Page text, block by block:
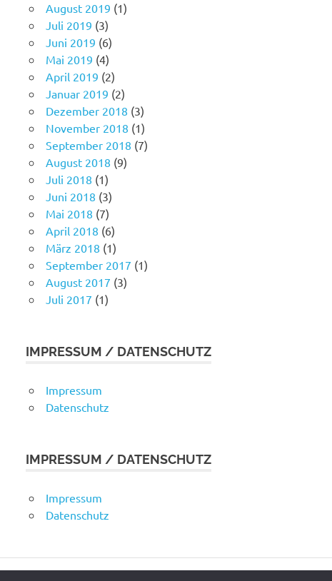
August 2019 (1)
Juli 2019 (3)
Juni 2019 (6)
Mai 2019 (4)
April 2019 (2)
Januar 2019 (2)
Dezember 2018 (3)
November 2018 (1)
September 2018 (7)
August 2018 (9)
Juli 2018 (1)
Juni 2018 (3)
Mai 2018 (7)
April 2018 (6)
März 2018 (1)
September 2017 (1)
August 2017 (3)
Juli 2017 (1)
IMPRESSUM / DATENSCHUTZ
Impressum
Datenschutz
IMPRESSUM / DATENSCHUTZ
Impressum
Datenschutz